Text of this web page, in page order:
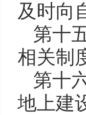
及时向
第十
相关制
第十
地上建